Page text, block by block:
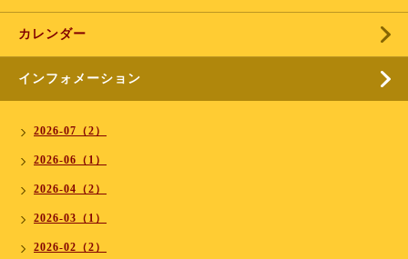
カレンダー
インフォメーション
2026-07（2）
2026-06（1）
2026-04（2）
2026-03（1）
2026-02（2）